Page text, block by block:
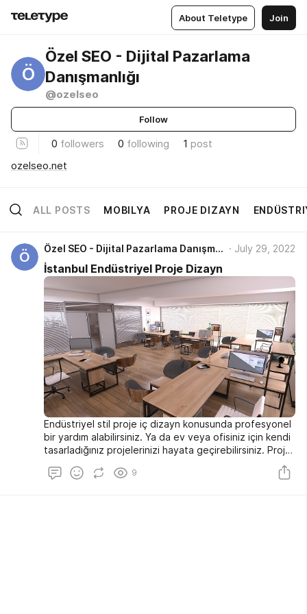
About Teletype Join
Ö
Özel SEO - Dijital Pazarlama
Danışmanlığı
@ozelseo
Follow
0 followers 0 following 1 post
ozelseo.net
ALL POSTS MOBILYA PROJE DIZAYN
Ö
Özel SEO - Dijital Pazarlama Danışmanlığı July 29, 2022
İstanbul Endüstriyel Proje Dizayn
Endüstriyel stil proje iç dizayn konusunda profesyonel
bir yardım alabilirsiniz. Ya da ev veya ofisiniz için kendi
tasarladığınız projelerinizi hayata geçirebilirsiniz. Proje
olmadığı gibi aynı zamanda şık ve tarz sahibi bir
9